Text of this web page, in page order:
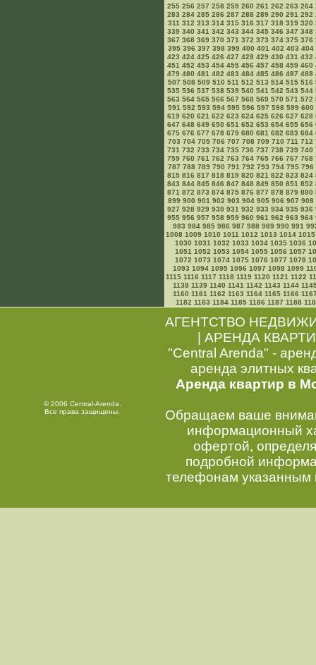
255 256 257 258 259 260 261 262 263 264
283 284 285 286 287 288 289 290 291 292
311 312 313 314 315 316 317 318 319 320
339 340 341 342 343 344 345 346 347 348
367 368 369 370 371 372 373 374 375 376
395 396 397 398 399 400 401 402 403 404
423 424 425 426 427 428 429 430 431 432
451 452 453 454 455 456 457 458 459 460
479 480 481 482 483 484 485 486 487 488
507 508 509 510 511 512 513 514 515 516
535 536 537 538 539 540 541 542 543 544
563 564 565 566 567 568 569 570 571 572
591 592 593 594 595 596 597 598 599 600
619 620 621 622 623 624 625 626 627 628
647 648 649 650 651 652 653 654 655 656
675 676 677 678 679 680 681 682 683 684
703 704 705 706 707 708 709 710 711 712
731 732 733 734 735 736 737 738 739 740
759 760 761 762 763 764 765 766 767 768
787 788 789 790 791 792 793 794 795 796
815 816 817 818 819 820 821 822 823 824
843 844 845 846 847 848 849 850 851 852
871 872 873 874 875 876 877 878 879 880
899 900 901 902 903 904 905 906 907 908
927 928 929 930 931 932 933 934 935 936
955 956 957 958 959 960 961 962 963 964
983 984 985 986 987 988 989 990 991
1008 1009 1010 1011 1012 1013 1014 1015
1030 1031 1032 1033 1034 1035 1036
1051 1052 1053 1054 1055 1056 1057
1072 1073 1074 1075 1076 1077 1078
1093 1094 1095 1096 1097 1098 1099
1115 1116 1117 1118 1119 1120 1121 1122
1138 1139 1140 1141 1142 1143 1144
1160 1161 1162 1163 1164 1165 1166
1182 1183 1184 1185 1186 1187 1188
© 2006 Central-Arenda.
Все права защищены.
АГЕНТСТВО
|АРЕНДА
"Central Arenda" -
аренда элитных
Аренда квартир в
Обращаем ваше
информационный
офертой,
подробной
телефонам указанным